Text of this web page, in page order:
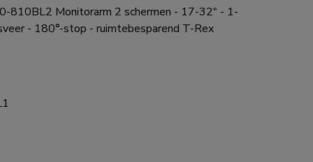
voor elke situatie
voor elk scherm
die opvalt
de beste samenwerking
specifieke behoeften
810BL2 Monitorarm 2 schermen - 17-32" - 1-
- 180°-stop - ruimtebesparend T-Rex